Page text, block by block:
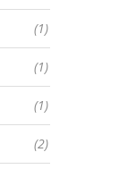
(1)
(1)
(1)
(2)